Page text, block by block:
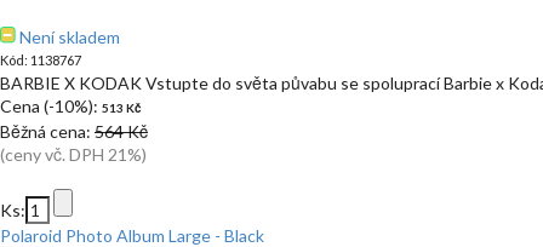
Není skladem
Kód: 1138767
BARBIE X KODAK Vstupte do světa půvabu se spoluprací Barbie x
Cena (-10%): 513 Kč
Běžná cena: 564 Kč
(ceny vč. DPH 21%)
Ks:
Polaroid Photo Album Large - Black